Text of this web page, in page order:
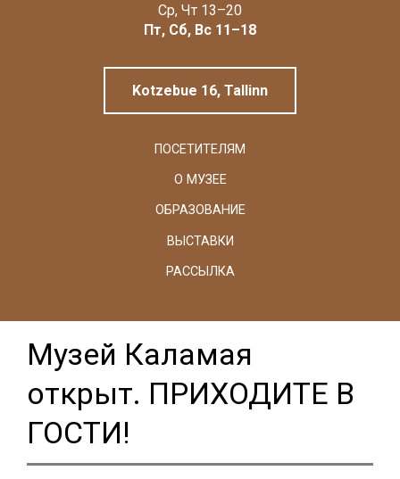
Ср, Чт 13–20
Пт, Сб, Вс 11–18
Kotzebue 16, Tallinn
ПОСЕТИТЕЛЯМ
О МУЗЕЕ
ОБРАЗОВАНИЕ
ВЫСТАВКИ
РАССЫЛКА
Музей Каламая
открыт. ПРИХОДИТЕ В
ГОСТИ!